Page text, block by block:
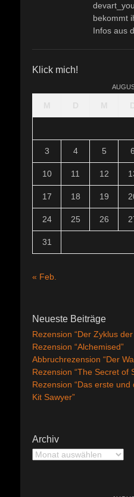
bekommt
Infos aus
Klick mich!
3 4 5 6
10 11 12
17 18 19
24 25 26
31
« Feb.
Neueste Beiträge
Rezension “Der Zyklus der
Rezension “Alchemised”
Abbruchrezension “Der
Rezension “The Secret of
Rezension “Das erste
Kit Sawyer”
Archiv
Archiv